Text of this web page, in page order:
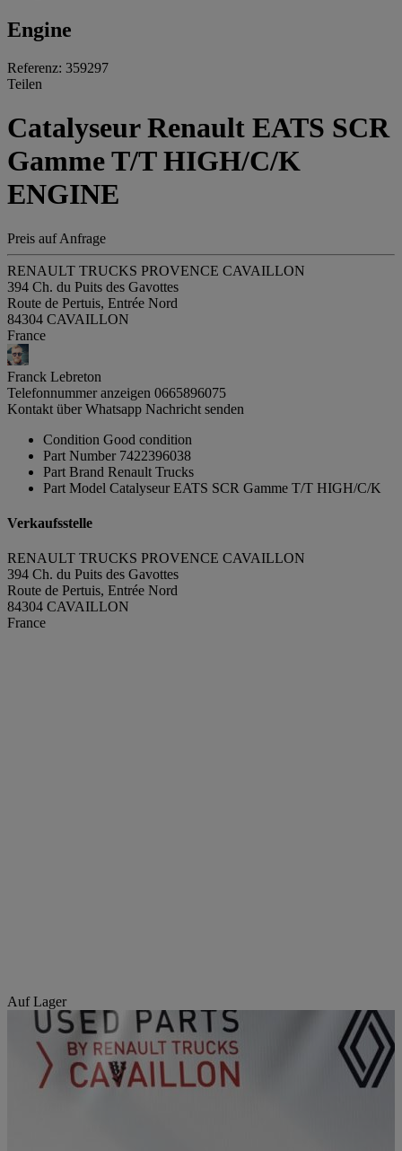
Engine
Referenz: 359297
Teilen
Catalyseur Renault EATS SCR
Gamme T/T HIGH/C/K
ENGINE
Preis auf Anfrage
RENAULT TRUCKS PROVENCE CAVAILLON
394 Ch. du Puits des Gavottes
Route de Pertuis, Entrée Nord
84304 CAVAILLON
France
Franck Lebreton
Telefonnummer anzeigen 0665896075
Kontakt über Whatsapp Nachricht senden
Condition Good condition
Part Number 7422396038
Part Brand Renault Trucks
Part Model Catalyseur EATS SCR Gamme T/T HIGH/C/K
Verkaufsstelle
RENAULT TRUCKS PROVENCE CAVAILLON
394 Ch. du Puits des Gavottes
Route de Pertuis, Entrée Nord
84304 CAVAILLON
France
Auf Lager